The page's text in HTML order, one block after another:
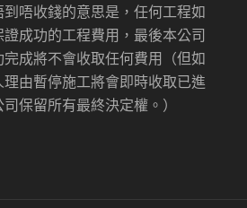
唔收錢的意思是，任何工程如
成功的工程費用，最後本公司
成將不會收取任何費用（但如
由暫停施工將會即時收取已進
保留所有最終決定權。）